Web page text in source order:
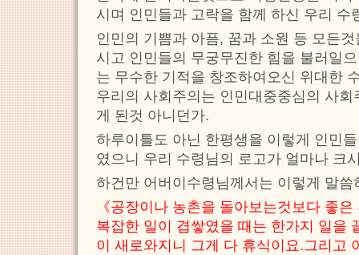
시며 인민들과 고락을 함께 하신 우리 수
인민의 기쁨과 아픔, 꿈과 소원 등 모든
시고 인민들의 무궁무진한 힘을 불러일
는 무수한 기적을 창조하여오신 위대한
우리의 사회주의는 인민대중중심의 사
게 된것 아니던가.
하루이틀도 아닌 한평생을 이렇게 인민
였으니 우리 수령님의 로고가 얼마나 크
하건만 어버이수령님께서는 이렇게 말씀
《공장이나 농촌을 돌아보는것보다 좋
복잡한 일이 겹쌓였을 때는 한가지 일을
이 새로와지니 그게 다 휴식이요.그리고